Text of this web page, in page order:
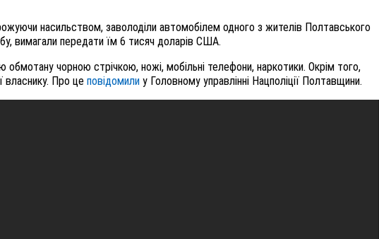
насильством, заволоділи автомобілем одного з жителів Полтавського
вимагали передати їм 6 тисяч доларів США.
обмотану чорною стрічкою, ножі, мобільні телефони, наркотики. Окрім того,
власнику. Про це повідомили у Головному управлінні Нацполіції Полтавщини.